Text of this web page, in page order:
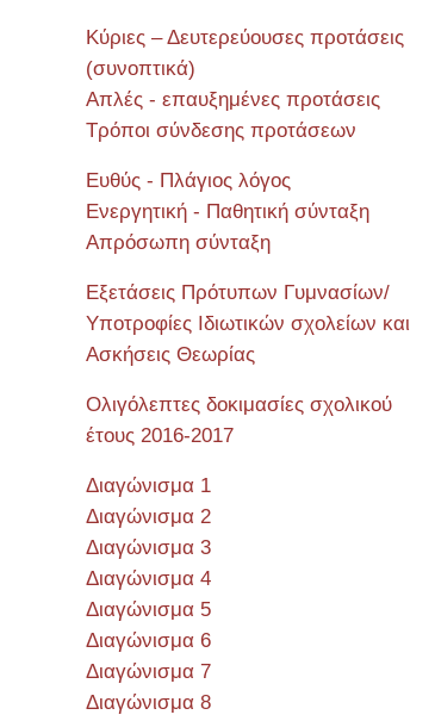
Κύριες – Δευτερεύουσες προτάσεις
(συνοπτικά)
Απλές - επαυξημένες προτάσεις
Τρόποι σύνδεσης προτάσεων
Ευθύς - Πλάγιος λόγος
Ενεργητική - Παθητική σύνταξη
Απρόσωπη σύνταξη
Εξετάσεις Πρότυπων Γυμνασίων/
Υποτροφίες Ιδιωτικών σχολείων και
Ασκήσεις Θεωρίας
Ολιγόλεπτες δοκιμασίες σχολικού
έτους 2016-2017
Διαγώνισμα 1
Διαγώνισμα 2
Διαγώνισμα 3
Διαγώνισμα 4
Διαγώνισμα 5
Διαγώνισμα 6
Διαγώνισμα 7
Διαγώνισμα 8